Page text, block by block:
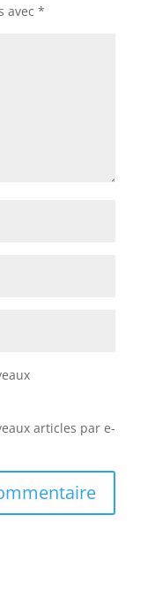
avec *
articles par e-